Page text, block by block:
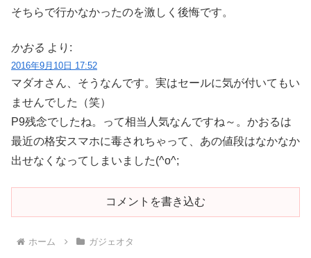
そちらで行かなかったのを激しく後悔です。
かおる より:
2016年9月10日 17:52
マダオさん、そうなんです。実はセールに気が付いてもい
ませんでした（笑）
P9残念でしたね。って相当人気なんですね～。かおるは
最近の格安スマホに毒されちゃって、あの値段はなかなか
出せなくなってしまいました(^o^;
コメントを書き込む
ホーム ガジェオタ